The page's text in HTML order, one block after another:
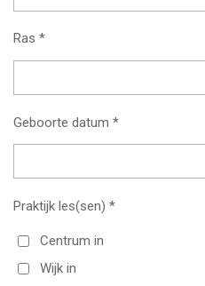
Ras *
Geboorte datum *
Praktijk les(sen) *
Centrum in
Wijk in